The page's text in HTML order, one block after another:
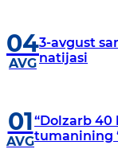
04
AVG
3-avgust
natijasi
01
AVG
“Dolzarb 40
tumanining